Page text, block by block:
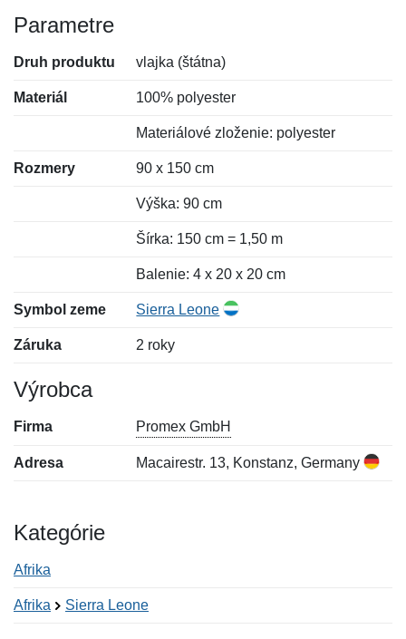
Parametre
Druh produktu vlajka (štátna)
Materiál 100% polyester
Materiálové zloženie: polyester
Rozmery 90 x 150 cm
Výška: 90 cm
Šírka: 150 cm = 1,50 m
Balenie: 4 x 20 x 20 cm
Symbol zeme Sierra Leone
Záruka 2 roky
Výrobca
Firma Promex GmbH
Adresa Macairestr. 13, Konstanz, Germany
Kategórie
Afrika
Afrika Sierra Leone